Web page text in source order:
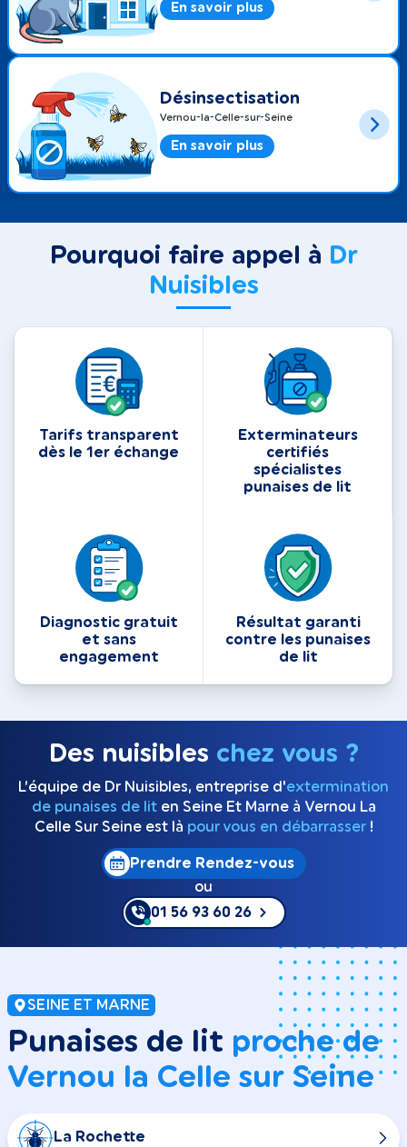
En savoir plus
Désinsectisation
Vernou-la-Celle-sur-Seine
En savoir plus
Pourquoi faire appel à Dr
Nuisibles
Tarifs transparent
dès le 1er échange
Exterminateurs
certifiés
spécialistes
punaises de lit
Diagnostic gratuit
et sans
engagement
Résultat garanti
contre les punaises
de lit
Des nuisibles chez vous ?
L’équipe de Dr Nuisibles, entreprise d'extermination
de punaises de liten Seine Et Marne à Vernou La
Celle Sur Seine est là pour vous en débarrasser!
Prendre Rendez-vous
ou
01 56 93 60 26
SEINE ET MARNE
Punaises de lit proche de
Vernou la Celle sur Seine
La Rochette